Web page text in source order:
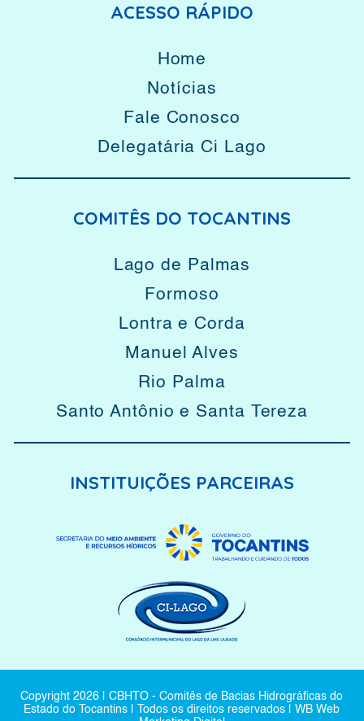
ACESSO RÁPIDO
Home
Notícias
Fale Conosco
Delegatária Ci Lago
COMITÊS DO TOCANTINS
Lago de Palmas
Formoso
Lontra e Corda
Manuel Alves
Rio Palma
Santo Antônio e Santa Tereza
INSTITUIÇÕES PARCEIRAS
Copyright2026 | CBHTO - Comitês de Bacias Hidrográficas do
Estado do Tocantins | Todos os direitos reservados |WB Web